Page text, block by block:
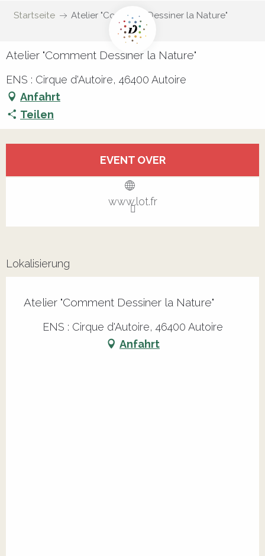
Startseite Atelier "Comment Dessiner la Nature"
Atelier "Comment Dessiner la Nature"
ENS : Cirque d'Autoire, 46400 Autoire
Anfahrt
Teilen
EVENT OVER
www.lot.fr
Lokalisierung
Atelier "Comment Dessiner la Nature"
ENS : Cirque d'Autoire, 46400 Autoire
Anfahrt